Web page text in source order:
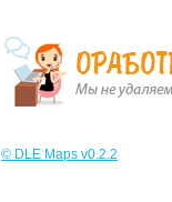
© DLE Maps v0.2.2